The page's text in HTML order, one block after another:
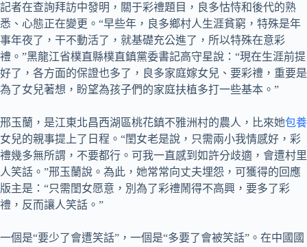
記者在查詢拜訪中發明，關于彩禮題目，良多怙恃和後代的熟
悉、心態正在變更。“早些年，良多鄉村人生涯貧窮，特殊是年
事年夜了，干不動活了，就基礎充公進了，所以特殊在意彩
禮。”黑龍江省樸直縣樸直鎮黨委書記高守星說：“現在生涯前提
好了，各方面的保證也多了，良多家庭嫁女兒、要彩禮，重要是
為了女兒著想，盼望為孩子們的家庭扶植多打一些基本。”
邢玉蘭，是江東北昌西湖區桃花鎮不雅洲村的農人，比來她包養
女兒的親事提上了日程。“閨女老是說，只需兩小我情感好，彩
禮幾多無所謂，不要都行。可我一直感到如許分歧適，會遭村里
人笑話。”邢玉蘭說。為此，她常常向丈夫埋怨，可獲得的回應
版主是：“只需閨女愿意，別為了彩禮鬧得不高興，要多了彩
禮，反而讓人笑話。”
一個是“要少了會遭笑話”，一個是“多要了會被笑話”。在中國國